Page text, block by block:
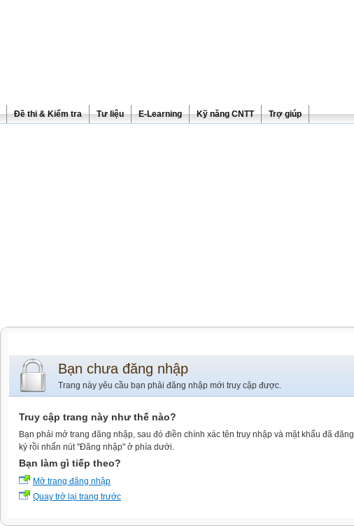
Đề thi & Kiểm tra Tư liệu E-Learning Kỹ năng CNTT Trợ giúp
Bạn chưa đăng nhập
Trang này yêu cầu bạn phải đăng nhập mới truy cập được.
Truy cập trang này như thế nào?
Bạn phải mở trang đăng nhập, sau đó điền chính xác tên truy nhập và mật khẩu đã đăng
ký rồi nhấn nút "Đăng nhập" ở phía dưới.
Bạn làm gì tiếp theo?
Mở trang đăng nhập
Quay trở lại trang trước